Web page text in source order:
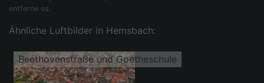
entferne es.
Ähnliche Luftbilder in Hemsbach:
Beethovenstraße und Goetheschule